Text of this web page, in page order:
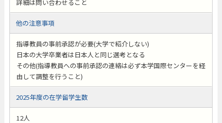
詳細は問い合わせること
他の注意事項
指導教員の事前承認が必要(大学で紹介しない)
日本の大学卒業者は日本人と同じ選考となる
その他(指導教員への事前承認の連絡は必ず本学国際センターを経
由して調整を行うこと)
2025年度の在学留学生数
12人